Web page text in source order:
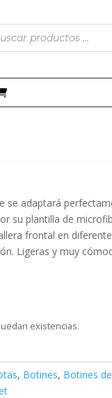
se adaptará
su plantilla de
frontal en
Ligeras y muy
existencias.
, Botines, Botines